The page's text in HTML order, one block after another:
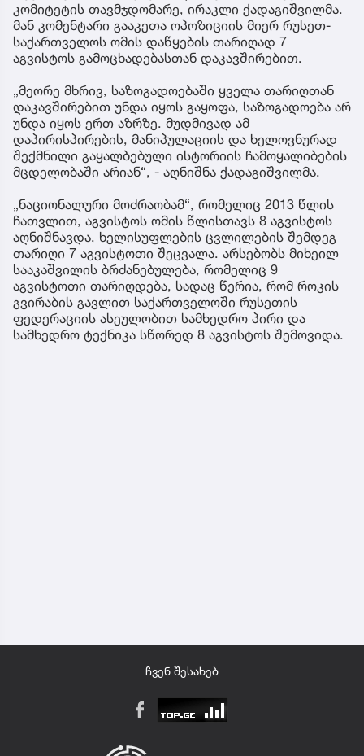
კომიტეტის თავმჯდომარე, ირაკლი ქადაგიშვილმა.
მან კომენტარი გააკეთა ოპოზიციის მიერ რუსეთ-
საქართველოს ომის დაწყების თარიღად 7
აგვისტოს გამოცხადებასთან დაკავშირებით.
„მეორე მხრივ, საზოგადოებაში ყველა თარიღთან
დაკავშირებით უნდა იყოს გაყოფა, საზოგადოება არ
უნდა იყოს ერთ აზრზე. მუდმივად ამ
დაპირისპირების, მანიპულაციის და ხელოვნურად
შექმნილი გაყალბებული ისტორიის ჩამოყალიბების
მცდელობაში არიან“, - აღნიშნა ქადაგიშვილმა.
„ნაციონალური მოძრაობამ“, რომელიც 2013 წლის
ჩათვლით, აგვისტოს ომის წლისთავს 8 აგვისტოს
აღნიშნავდა, ხელისუფლების ცვლილების შემდეგ
თარიღი 7 აგვისტოთი შეცვალა. არსებობს მიხეილ
სააკაშვილის ბრძანებულება, რომელიც 9
აგვისტოთი თარიღდება, სადაც წერია, რომ როკის
გვირაბის გავლით საქართველოში რუსეთის
ფედერაციის ასეულობით სამხედრო პირი და
სამხედრო ტექნიკა სწორედ 8 აგვისტოს შემოვიდა.
ჩვენ შესახებ